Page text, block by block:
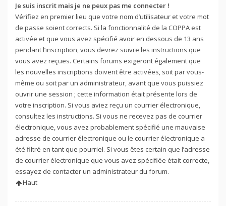
Je suis inscrit mais je ne peux pas me connecter !
Vérifiez en premier lieu que votre nom d’utilisateur et votre mot
de passe soient corrects. Si la fonctionnalité de la COPPA est
activée et que vous avez spécifié avoir en dessous de 13 ans
pendant l’inscription, vous devrez suivre les instructions que
vous avez reçues. Certains forums exigeront également que
les nouvelles inscriptions doivent être activées, soit par vous-
même ou soit par un administrateur, avant que vous puissiez
ouvrir une session ; cette information était présente lors de
votre inscription. Si vous aviez reçu un courrier électronique,
consultez les instructions. Si vous ne recevez pas de courrier
électronique, vous avez probablement spécifié une mauvaise
adresse de courrier électronique ou le courrier électronique a
été filtré en tant que pourriel. Si vous êtes certain que l’adresse
de courrier électronique que vous avez spécifiée était correcte,
essayez de contacter un administrateur du forum.
Haut